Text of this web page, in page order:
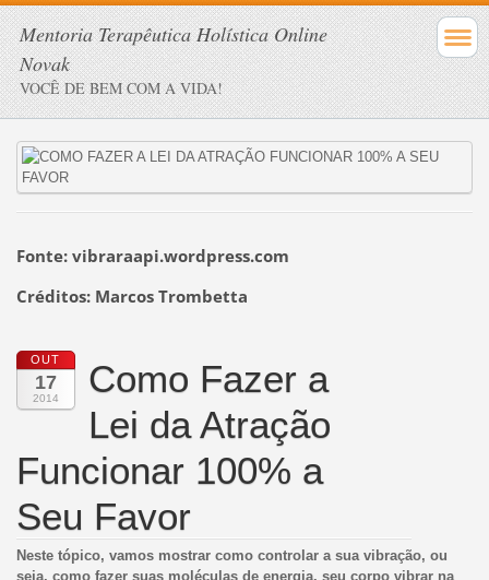
Mentoria Terapêutica Holística Online
Novak
VOCÊ DE BEM COM A VIDA!
Fonte: vibraraapi.wordpress.com
Créditos: Marcos Trombetta
OUT
17
2014
Como Fazer a
Lei da Atração
Funcionar 100% a
Seu Favor
Neste tópico, vamos mostrar como controlar a sua vibração, ou
seja, como fazer suas moléculas de energia, seu corpo vibrar na